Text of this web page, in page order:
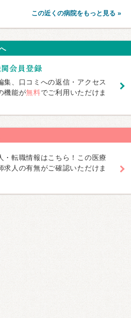
この近くの病院をもっと見る »
集、口コミへの返信・アクセス
機能が無料でご利用いただけま
・転職情報はこちら！この医療
求人の有無がご確認いただけま